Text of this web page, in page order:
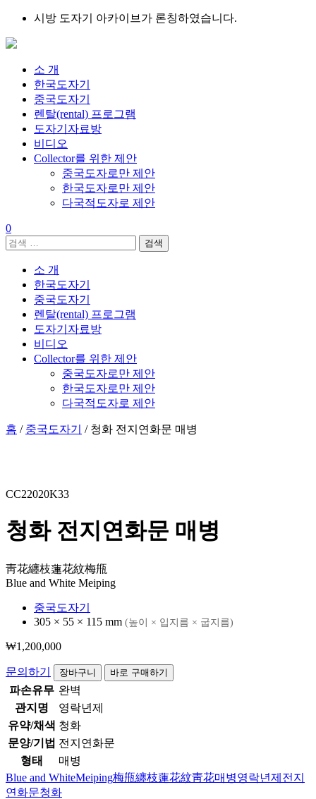
Skip
content
시방 도자기 아카이브가 론칭하였습니다.
소 개
한국도자기
중국도자기
렌탈(rental) 프로그램
도자기자료방
비디오
Collector를 위한 제안
중국도자로만 제안
한국도자로만 제안
다국적도자로 제안
0
검
소 개
한국도자기
중국도자기
렌탈(rental) 프로그램
도자기자료방
비디오
Collector를 위한 제안
중국도자로만 제안
한국도자로만 제안
다국적도자로 제안
홈 / 중국도자기 / 청화 전지연화문 매병
CC22020K33
청화 전지연화문 매병
靑花纏枝蓮花紋梅甁
Blue and White Meiping
중국도자기
305 × 55 × 115 mm (높이 × 입지름 × 굽지름)
₩1,200,000
청
화
연
화
매
병
문의하기 장바구니 바로 구매하기
파손유무 완벽
관지명
영락년제
유약/채색 청화
문양/기법 전지연화문
형태
매병
Blue and WhiteMeiping梅甁纏枝蓮花紋靑花매병영락년제 전지
연화문청화